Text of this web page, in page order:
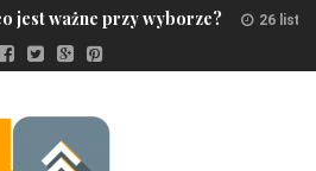
jest ważne przy wyborze? 26